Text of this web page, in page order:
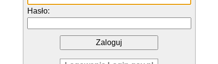
Hasło: